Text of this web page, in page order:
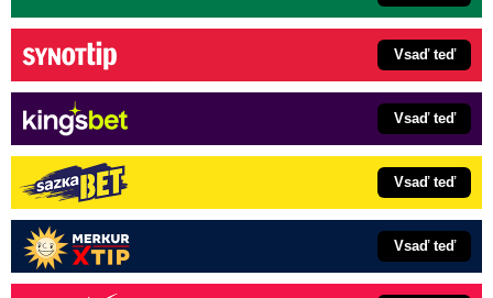
Vsaď teď
Vsaď teď
Vsaď teď
Vsaď teď